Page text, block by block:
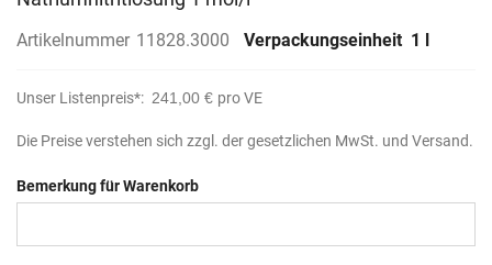
Artikelnummer 11828.3000 Verpackungseinheit 1 l
Unser Listenpreis*: 241,00 € pro VE
Die Preise verstehen sich zzgl. der gesetzlichen MwSt. und Versand.
Bemerkung für Warenkorb